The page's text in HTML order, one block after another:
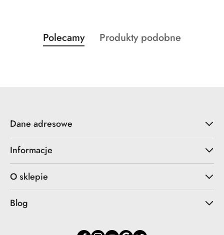
Pomiń karuzelę produktów
Produkty
o
Polecamy
Produkty
Produkty podobne
Dane adresowe
Informacje
O sklepie
Blog